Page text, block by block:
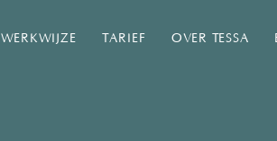
WERKWIJZE TARIEF OVER TESSA